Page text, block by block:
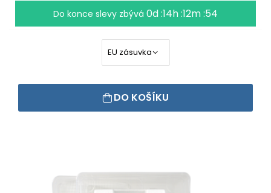
Do konce slevy zbývá0d :14h :12m :53
DO KOŠÍKU